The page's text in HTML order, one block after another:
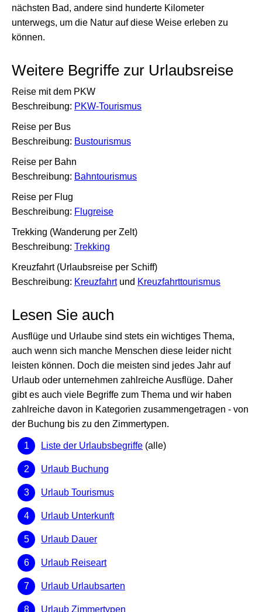
nächsten Bad, andere sind hunderte Kilometer
unterwegs, um die Natur auf diese Weise erleben zu
können.
Weitere Begriffe zur Urlaubsreise
Reise mit dem PKW
Beschreibung: PKW-Tourismus
Reise per Bus
Beschreibung: Bustourismus
Reise per Bahn
Beschreibung: Bahntourismus
Reise per Flug
Beschreibung: Flugreise
Trekking (Wanderung per Zelt)
Beschreibung: Trekking
Kreuzfahrt (Urlaubsreise per Schiff)
Beschreibung: Kreuzfahrtund Kreuzfahrttourismus
Lesen Sie auch
Ausflüge und Urlaube sind stets ein wichtiges Thema,
auch wenn sich manche Menschen diese leider nicht
leisten können. Doch die meisten sind jedes Jahr auf
Urlaub oder unternehmen zahlreiche Ausflüge. Daher
gibt es auch viele Begriffe zum Thema und wir haben
zahlreiche davon in Kategorien zusammengetragen - von
der Buchung bis zu den Zimmertypen.
Liste der Urlaubsbegriffe (alle)
Urlaub Buchung
Urlaub Tourismus
Urlaub Unterkunft
Urlaub Dauer
Urlaub Reiseart
Urlaub Urlaubsarten
Urlaub Zimmertypen